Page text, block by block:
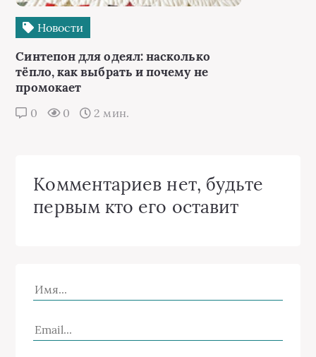
Новости
Синтепон для одеял: насколько
тёпло, как выбрать и почему не
промокает
0 0 2 мин.
Комментариев нет, будьте
первым кто его оставит